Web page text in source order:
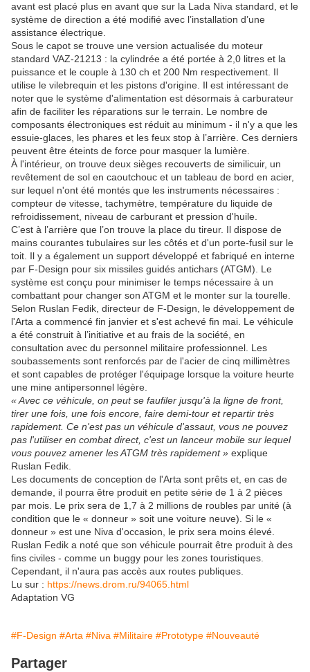
avant est placé plus en avant que sur la Lada Niva standard, et le
système de direction a été modifié avec l’installation d’une
assistance électrique.
Sous le capot se trouve une version actualisée du moteur
standard VAZ-21213 : la cylindrée a été portée à 2,0 litres et la
puissance et le couple à 130 ch et 200 Nm respectivement. Il
utilise le vilebrequin et les pistons d'origine. Il est intéressant de
noter que le système d'alimentation est désormais à carburateur
afin de faciliter les réparations sur le terrain. Le nombre de
composants électroniques est réduit au minimum - il n'y a que les
essuie-glaces, les phares et les feux stop à l’arrière. Ces derniers
peuvent être éteints de force pour masquer la lumière.
À l'intérieur, on trouve deux sièges recouverts de similicuir, un
revêtement de sol en caoutchouc et un tableau de bord en acier,
sur lequel n'ont été montés que les instruments nécessaires :
compteur de vitesse, tachymètre, température du liquide de
refroidissement, niveau de carburant et pression d'huile.
C’est à l’arrière que l’on trouve la place du tireur. Il dispose de
mains courantes tubulaires sur les côtés et d'un porte-fusil sur le
toit. Il y a également un support développé et fabriqué en interne
par F-Design pour six missiles guidés antichars (ATGM). Le
système est conçu pour minimiser le temps nécessaire à un
combattant pour changer son ATGM et le monter sur la tourelle.
Selon Ruslan Fedik, directeur de F-Design, le développement de
l'Arta a commencé fin janvier et s'est achevé fin mai. Le véhicule
a été construit à l’initiative et au frais de la société, en
consultation avec du personnel militaire professionnel. Les
soubassements sont renforcés par de l'acier de cinq millimètres
et sont capables de protéger l'équipage lorsque la voiture heurte
une mine antipersonnel légère.
« Avec ce véhicule, on peut se faufiler jusqu'à la ligne de front,
tirer une fois, une fois encore, faire demi-tour et repartir très
rapidement. Ce n'est pas un véhicule d'assaut, vous ne pouvez
pas l'utiliser en combat direct, c'est un lanceur mobile sur lequel
vous pouvez amener les ATGM très rapidement » explique
Ruslan Fedik.
Les documents de conception de l'Arta sont prêts et, en cas de
demande, il pourra être produit en petite série de 1 à 2 pièces
par mois. Le prix sera de 1,7 à 2 millions de roubles par unité (à
condition que le « donneur » soit une voiture neuve). Si le «
donneur » est une Niva d'occasion, le prix sera moins élevé.
Ruslan Fedik a noté que son véhicule pourrait être produit à des
fins civiles - comme un buggy pour les zones touristiques.
Cependant, il n'aura pas accès aux routes publiques.
Lu sur : https://news.drom.ru/94065.html
Adaptation VG
#F-Design #Arta #Niva #Militaire #Prototype #Nouveauté
Partager